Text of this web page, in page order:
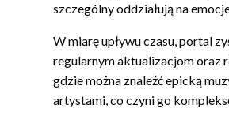
szczególny oddziałują na
W miarę upływu czasu, portal
regularnym aktualizacjom oraz
gdzie można znaleźć epicką
artystami, co czyni go